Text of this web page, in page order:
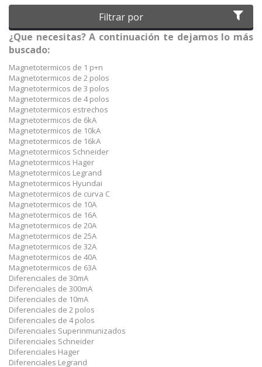
Filtrar por
¿Que necesitas? A continuación te dejamos lo más
buscado:
Magnetotermicos de 1 p+n
Magnetotermicos de 2 polos
Magnetotermicos de 3 polos
Magnetotermicos de 4 polos
Magnetotermicos estrechos
Magnetotermicos de 6kA
Magnetotermicos de 10kA
Magnetotermicos de 16kA
Magnetotermicos Schneider
Magnetotermicos Hager
Magnetotermicos Legrand
Magnetotermicos Hyundai
Magnetotermicos de curva C
Magnetotermicos de 10A
Magnetotermicos de 16A
Magnetotermicos de 20A
Magnetotermicos de 25A
Magnetotermicos de 32A
Magnetotermicos de 40A
Magnetotermicos de 63A
Diferenciales de 30mA
Diferenciales de 300mA
Diferenciales de 10mA
Diferenciales de 2 polos
Diferenciales de 4 polos
Diferenciales Superinmunizados
Diferenciales Schneider
Diferenciales Hager
Diferenciales Legrand